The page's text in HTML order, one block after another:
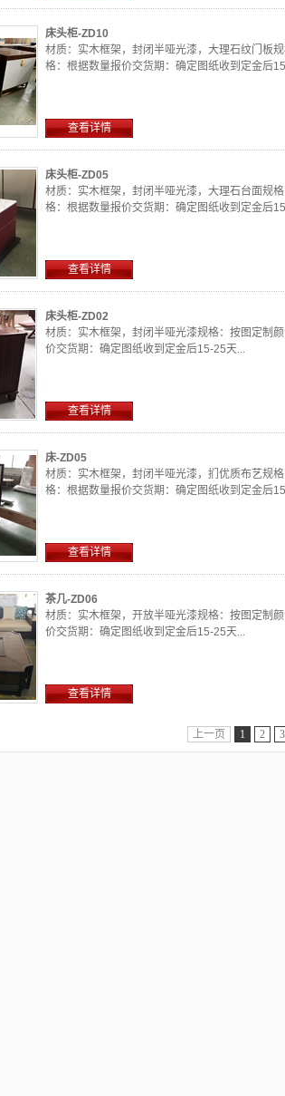
床头柜-ZD10
材质：实木框架，封闭半哑光漆，大理石纹门板
格：根据数量报价交货期：确定图纸收到定金后
查看详情
床头柜-ZD05
材质：实木框架，封闭半哑光漆，大理石台面规
格：根据数量报价交货期：确定图纸收到定金后
查看详情
床头柜-ZD02
材质：实木框架，封闭半哑光漆规格：按图定制
价交货期：确定图纸收到定金后15-25天...
查看详情
床-ZD05
材质：实木框架，封闭半哑光漆，扪优质布艺规
格：根据数量报价交货期：确定图纸收到定金后
查看详情
茶几-ZD06
材质：实木框架，开放半哑光漆规格：按图定制
价交货期：确定图纸收到定金后15-25天...
查看详情
上一页 1 2 3